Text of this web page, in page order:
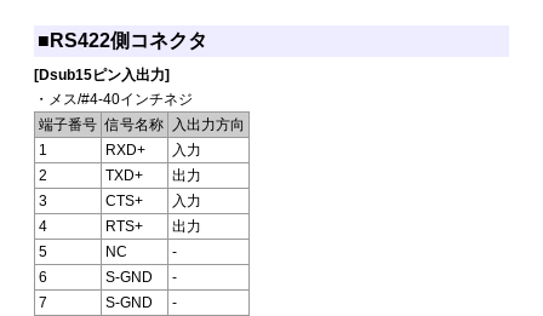
■RS422側コネクタ
[Dsub15ピン入出力]
・メス/#4-40インチネジ
端子番号 信号名称
入出力方向
1
RXD+
入力
2
TXD+
出力
3
CTS+
入力
4
RTS+
出力
5
NC
-
6
S-GND
-
7
S-GND -